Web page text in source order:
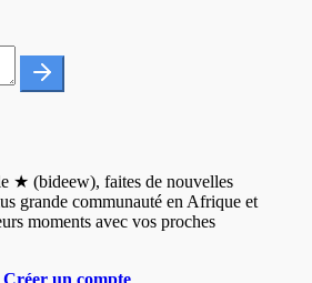
★ (bideew), faites de nouvelles
grande communauté en Afrique et
moments avec vos proches
Créer un compte